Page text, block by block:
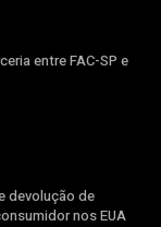
entre FAC-SP e
devolução de
nos EUA